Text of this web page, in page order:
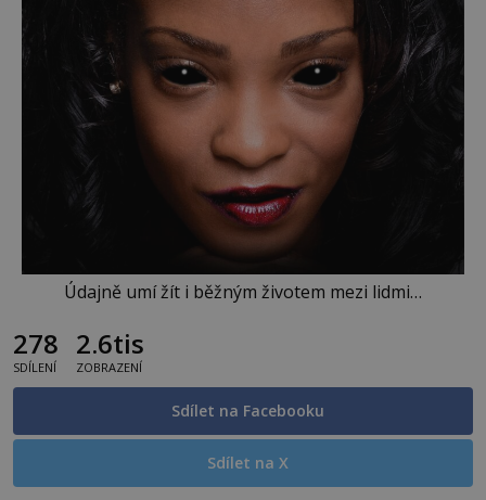
Údajně umí žít i běžným životem mezi lidmi…
278
SDÍLENÍ
2.6tis
ZOBRAZENÍ
Sdílet na Facebooku
Sdílet na X